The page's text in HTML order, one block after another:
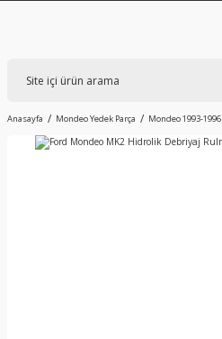
Anasayfa Mondeo Yedek Parça Mondeo 1993-1996